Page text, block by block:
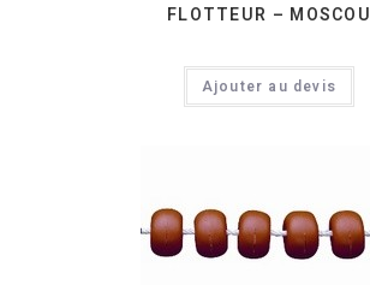
FLOTTEUR – MOSCOU
Ajouter au devis